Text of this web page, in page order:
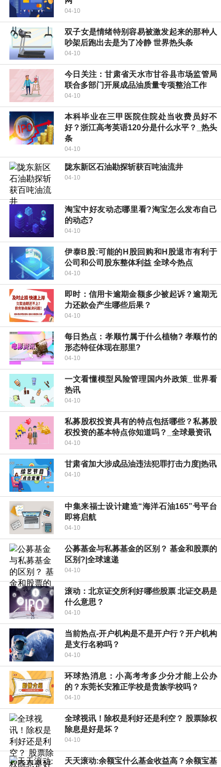
04-10
双子女是情绪特别容易被激发起来的那种人
吵架后跑出去是为了冷静 世界热头条
04-10
今日关注：甘肃省天水市甘谷县市场监管局
联合多部门开展成品油质量专项整治工作
04-10
本科毕业在三甲医院住院处当收费员好不
好？浙江高考英语120分是什么水平？_热头
条
04-10
陇东新区石油勘探斩获百吨油流井
04-10
淘宝中好友动态哪里看?淘宝怎么发布自己
的动态?
04-10
伊泰B股:可能的H股回购和H股退市有利于
公司和公司股东整体利益 全球今热点
04-10
即时：信用卡逾期金额多少被起诉？逾期无
力还款会产生哪些后果？
04-10
每日热点：​孝顺竹属于什么植物? 孝顺竹的
形态特征体现在那里?
04-10
一文看懂模型风险管理国内外政策_世界看
热讯
04-10
私募股权投资具有的特点包括哪些？私募股
权投资的基本特点你知道吗？_全球最资讯
04-10
甘肃省加大涉成品油违法犯罪打击力度|热讯
04-10
中集来福士设计建造“海洋石油165”号平台
即将启航
04-10
公募基金与私募基金的区别？ 基金和股票的
区别?|全球速递
04-10
滚动：北京证交所利好哪些股票 北证交易是
什么意思？
04-10
当前热点-开户机构是不是开户行？开户机构
是支行名称吗？
04-10
环球热消息：小高考考多少分才能上公办
的？东莞长安雅正学校是贵族学校吗？
04-10
全球视讯！除权是利好还是利空？ 股票除权
除息是好是坏？
04-10
天天滚动:余额宝什么基金收益高？余额宝基